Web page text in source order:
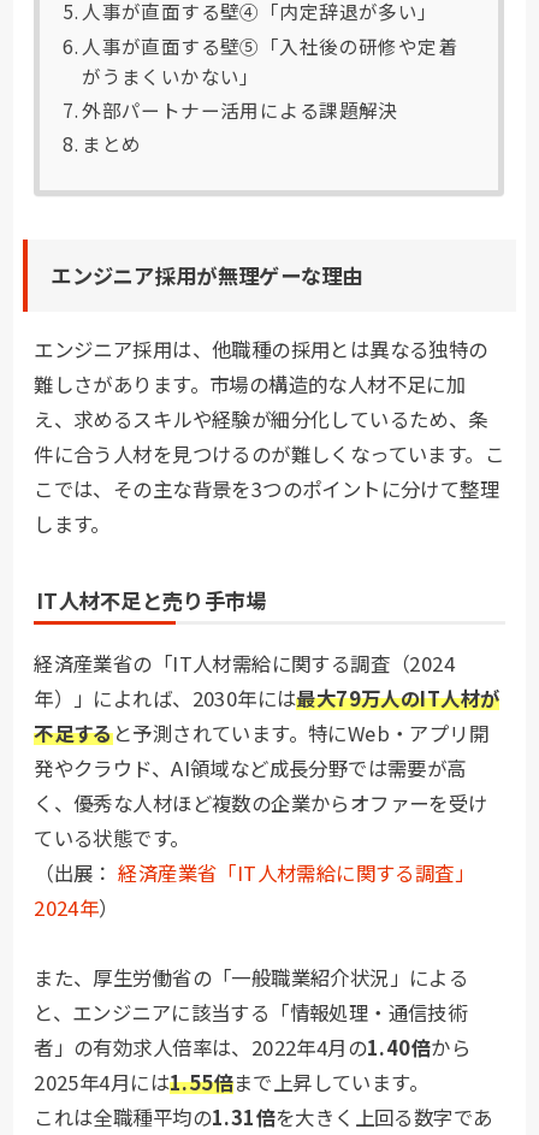
人事が直面する壁④「内定辞退が多い」
人事が直面する壁⑤「入社後の研修や定着
がうまくいかない」
外部パートナー活用による課題解決
まとめ
エンジニア採用が無理ゲーな理由
エンジニア採用は、他職種の採用とは異なる独特の
難しさがあります。市場の構造的な人材不足に加
え、求めるスキルや経験が細分化しているため、条
件に合う人材を見つけるのが難しくなっています。こ
こでは、その主な背景を3つのポイントに分けて整理
します。
IT人材不足と売り手市場
経済産業省の「IT人材需給に関する調査（2024
年）」によれば、2030年には最大79万人のIT人材が
不足すると予測されています。特にWeb・アプリ開
発やクラウド、AI領域など成長分野では需要が高
く、優秀な人材ほど複数の企業からオファーを受け
ている状態です。
（出展：経済産業省「IT人材需給に関する調査」
2024年）
また、厚生労働省の「一般職業紹介状況」による
と、エンジニアに該当する「情報処理・通信技術
者」の有効求人倍率は、2022年4月の1.40倍から
2025年4月には1.55倍まで上昇しています。
これは全職種平均の1.31倍を大きく上回る数字であ